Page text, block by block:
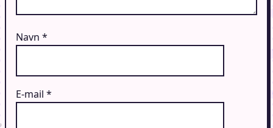
Navn *
E-mail *